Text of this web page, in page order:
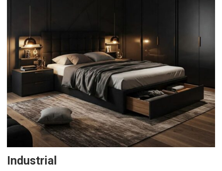
Industrial